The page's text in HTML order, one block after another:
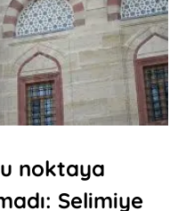
noktaya
Selimiye